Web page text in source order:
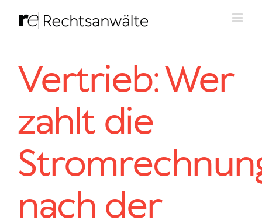
Inhalt
Vertrieb: Wer
zahlt die
nach der